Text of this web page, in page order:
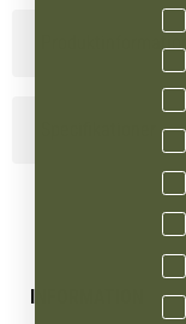
Produktinformation
INFORMATION